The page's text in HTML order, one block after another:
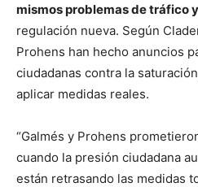
mismos problemas de tráfico
regulación nueva. Según
Prohens han hecho anuncios
ciudadanas contra la
aplicar medidas reales.
“Galmés y Prohens
cuando la presión ciudadana
están retrasando las medidas